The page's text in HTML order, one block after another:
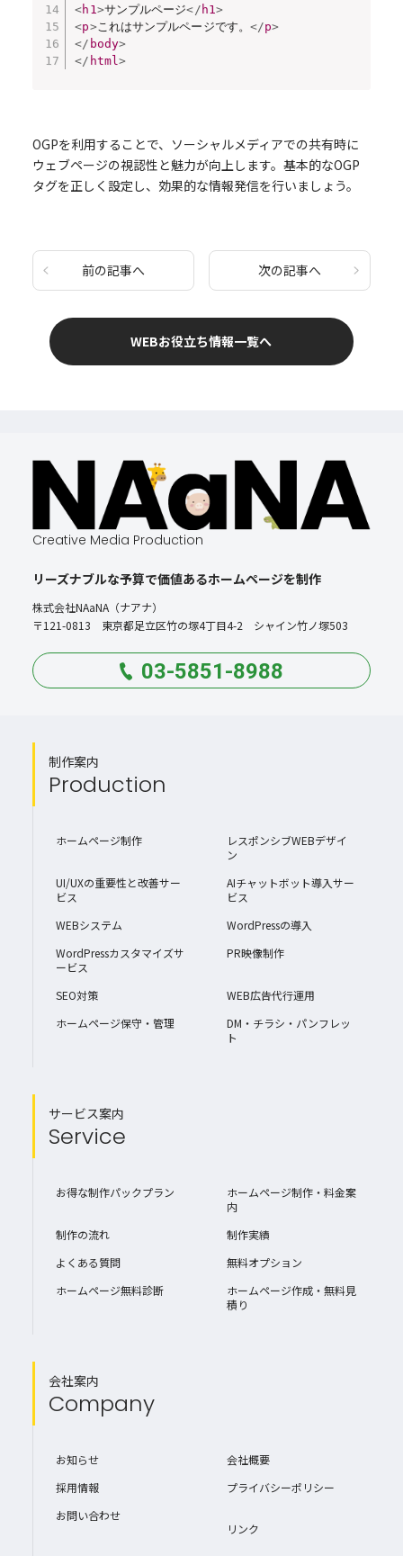
<h1 >サンプルページ</ h1 >
<p>これはサンプルページです。 </p>
</ body>
</ html >
OGPを利用することで、ソーシャルメディアでの共有時に
ウェブページの視認性と魅力が向上します。基本的なOGP
タグを正しく設定し、効果的な情報発信を行いましょう。
前の記事へ 次の記事へ
WEBお役立ち情報一覧へ
Creative Media Production
リーズナブルな予算で価値あるホームページを制作
株式会社NAaNA（ナアナ）
〒121-0813 東京都足立区竹の塚4丁目4-2 シャイン竹ノ塚503
03-5851-8988
制作案内
Production
ホームページ制作
レスポンシブWEBデザイ
ン
UI/UXの重要性と改善サー
ビス
AIチャットボット導入サー
ビス
WEBシステム
WordPressの導入
WordPressカスタマイズサ
ービス
PR映像制作
SEO対策
WEB広告代行運用
ホームページ保守・管理
DM・チラシ・パンフレッ
ト
サービス案内
Service
お得な制作パックプラン
ホームページ制作・料金案
内
制作の流れ
制作実績
よくある質問
無料オプション
ホームページ無料診断
ホームページ作成・無料見
積り
会社案内
Company
お知らせ
会社概要
採用情報
プライバシーポリシー
お問い合わせ
リンク